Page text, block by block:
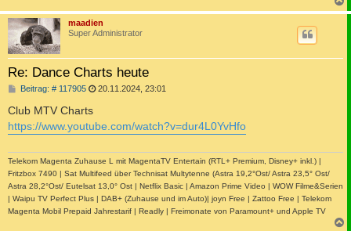
a
maadien
Super Administrator
Re: Dance Charts heute
Beitrag: # 117905B
i
r
20.11.2024, 23:01
Club MTV Charts
https://www.youtube.com/watch?v=dur4L0YvHfo
Telekom Magenta Zuhause L mit MagentaTV Entertain (RTL+ Premium, Disney+ inkl.) |
Fritzbox 7490 | Sat Multifeed über Technisat Multytenne (Astra 19,2°Ost/ Astra 23,5° Ost/
Astra 28,2°Ost/ Eutelsat 13,0° Ost | Netflix Basic | Amazon Prime Video | WOW Filme&Serien
| Waipu TV Perfect Plus | DAB+ (Zuhause und im Auto)| joyn Free | Zattoo Free | Telekom
Magenta Mobil Prepaid Jahrestarif | Readly | Freimonate von Paramount+ und Apple TV